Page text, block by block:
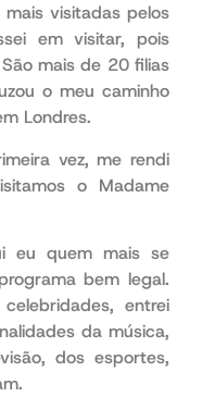
visitadas pelos
em visitar, pois
mais de 20 filias
o meu caminho
Londres.
vez, me rendi
o Madame
eu quem mais se
bem legal.
entrei
da música,
dos esportes,